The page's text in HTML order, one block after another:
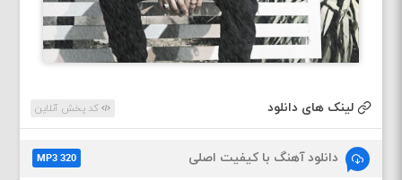
لینک های دانلود کد پخش آنلاین
دانلود آهنگ با کیفیت اصلی MP3 320